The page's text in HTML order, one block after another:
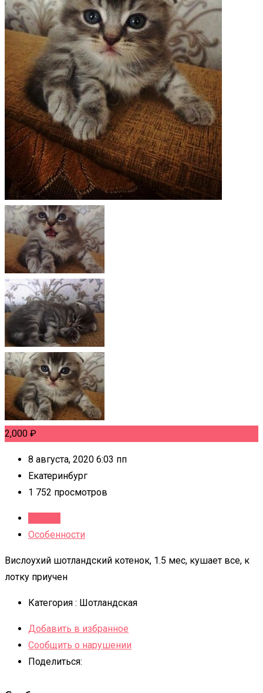
2,000 ₽
8 августа, 2020 6:03 пп
Екатеринбург
1 752 просмотров
Особенности
Вислоухий шотландский котенок, 1.5 мес, кушает все, к
лотку приучен
Категория : Шотландская
Добавить в избранное
Сообщить о нарушении
Поделиться: